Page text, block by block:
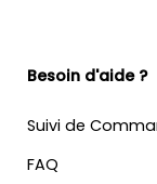
Besoin d'aide ?
Suivi de
FAQ